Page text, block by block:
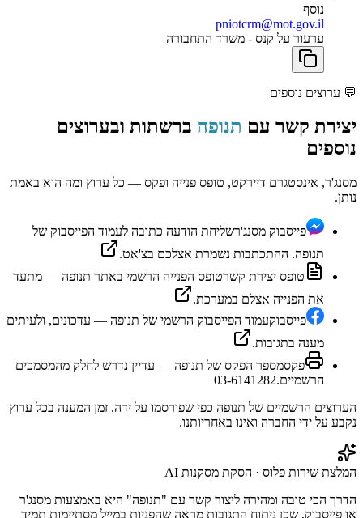
נוסף
pniotcrm@mot.gov.il
ערעור על קנס - משרד התחבורה
💬 ערוצים נוספים
יצירת קשר עם תנופה ברשתות ובערוצים
נוספים
מסנג'ר, אינסטגרם דיירקט, טופס פנייה ופקס — כל ערוץ ומה הוא באמת
נותן.
פייסבוק מסנג'רשליחת הודעה כתובה לעמוד הפייסבוק של
תנופה. ההתכתבות נשמרת אצלכם בצ'אט.
טופס יצירת קשרטופס הפנייה הרשמי באתר תנופה — מתעד
את הפנייה אצלם במערכת.
פייסבוקעמוד הפייסבוק הרשמי של תנופה — עדכונים, ולעיתים
מענה בתגובות.
פקסמספר הפקס של תנופה — עדיין נדרש לחלק מהמסמכים
הרשמיים.03-6141282
הערוצים הרשמיים של תנופה כפי שפורסמו על ידה. זמן המענה בכל ערוץ
נקבע על ידי החברה ואינו באחריותנו.
המלצת שירות פלוס · הסקת מסקנות AI
הדרך הכי טובה ומהירה ליצור קשר עם "תנופה" היא באמצעות מסנג'ר
או פייסבוק, שכן ניתוח התגובות מראה שהפניות במייל מסתיימות תמיד